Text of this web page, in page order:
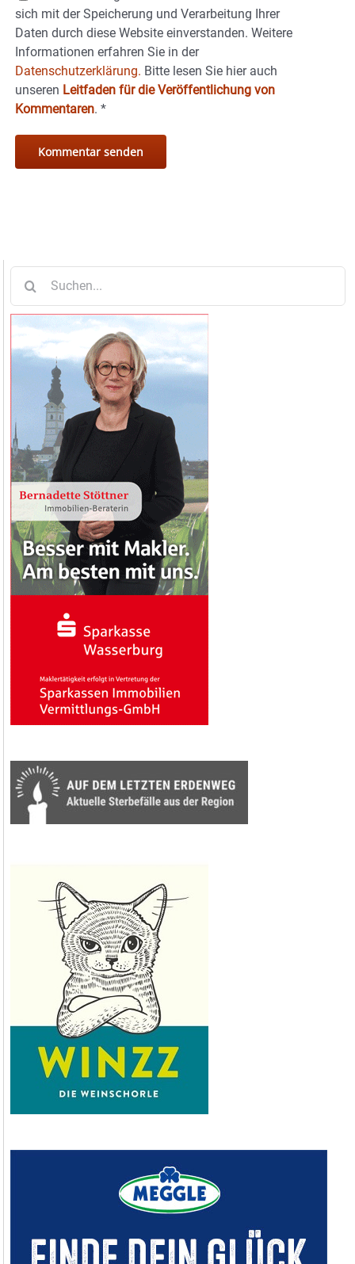
sich mit der Speicherung und Verarbeitung Ihrer
Daten durch diese Website einverstanden. Weitere
Informationen erfahren Sie in der
Datenschutzerklärung. Bitte lesen Sie hier auch
unseren Leitfaden für die Veröffentlichung von
Kommentaren. *
nach: